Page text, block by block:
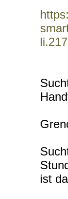
ist